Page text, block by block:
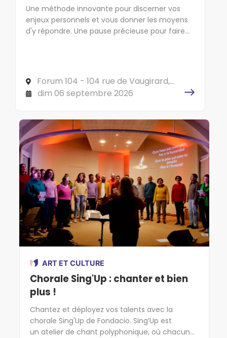
Une méthode innovante pour discerner vos
enjeux personnels et vous donner les moyens
d'y répondre. Une pause précieuse pour faire
Forum 104 - 104 rue de Vaugirard,
75006 PARIS
dim 06 septembre 2026
ART ET CULTURE
Chorale Sing'Up : chanter et bien
plus !
Chantez et déployez vos talents avec la
chorale Sing'Up de Fondacio. Sing’Up est
un atelier de chant polyphonique, où chacun